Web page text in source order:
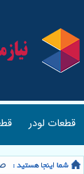
قطعات لودر